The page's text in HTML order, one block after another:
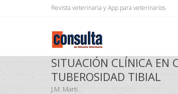
Revista veterinaria y App para veterinarios
SITUACIÓN CLÍNICA EN
TUBEROSIDAD TIBIAL
J.M. Marti